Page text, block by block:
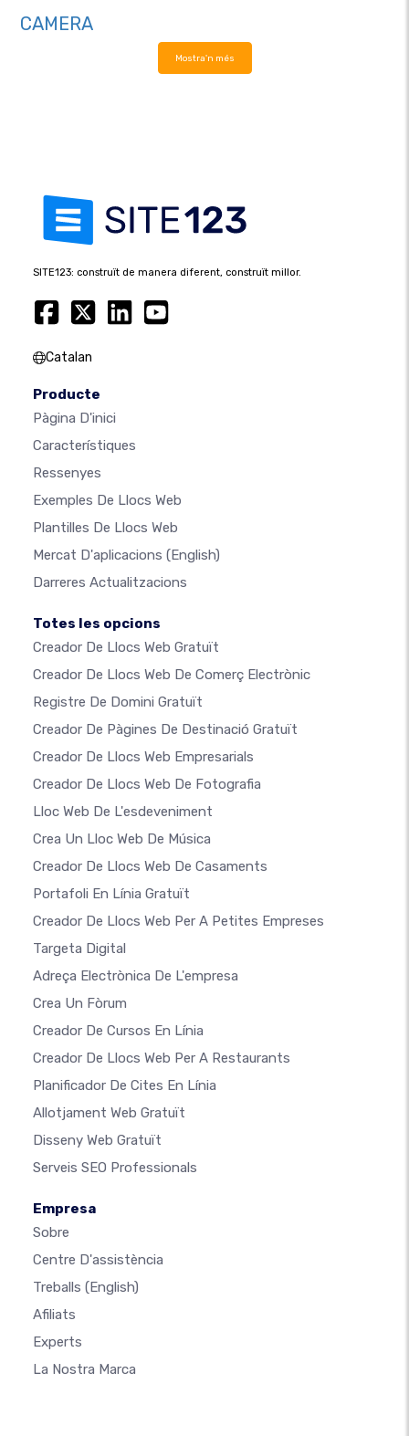
CAMERA
Mostra'n més
SITE123: construït de manera diferent, construït millor.
Catalan
Producte
Pàgina D'inici
Característiques
Ressenyes
Exemples De Llocs Web
Plantilles De Llocs Web
Mercat D'aplicacions (English)
Darreres Actualitzacions
Totes les opcions
Creador De Llocs Web Gratuït
Creador De Llocs Web De Comerç Electrònic
Registre De Domini Gratuït
Creador De Pàgines De Destinació Gratuït
Creador De Llocs Web Empresarials
Creador De Llocs Web De Fotografia
Lloc Web De L'esdeveniment
Crea Un Lloc Web De Música
Creador De Llocs Web De Casaments
Portafoli En Línia Gratuït
Creador De Llocs Web Per A Petites Empreses
Targeta Digital
Adreça Electrònica De L'empresa
Crea Un Fòrum
Creador De Cursos En Línia
Creador De Llocs Web Per A Restaurants
Planificador De Cites En Línia
Allotjament Web Gratuït
Disseny Web Gratuït
Serveis SEO Professionals
Empresa
Sobre
Centre D'assistència
Treballs (English)
Afiliats
Experts
La Nostra Marca